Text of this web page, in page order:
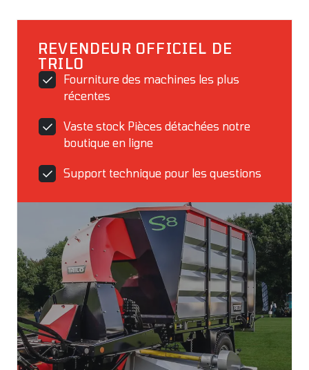
REVENDEUR OFFICIEL DE
TRILO
Fourniture des machines les plus
récentes
Vaste stock Pièces détachées notre
boutique en ligne
Support technique pour les questions